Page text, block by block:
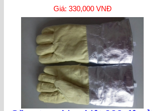
Giá: 330,000 VNĐ